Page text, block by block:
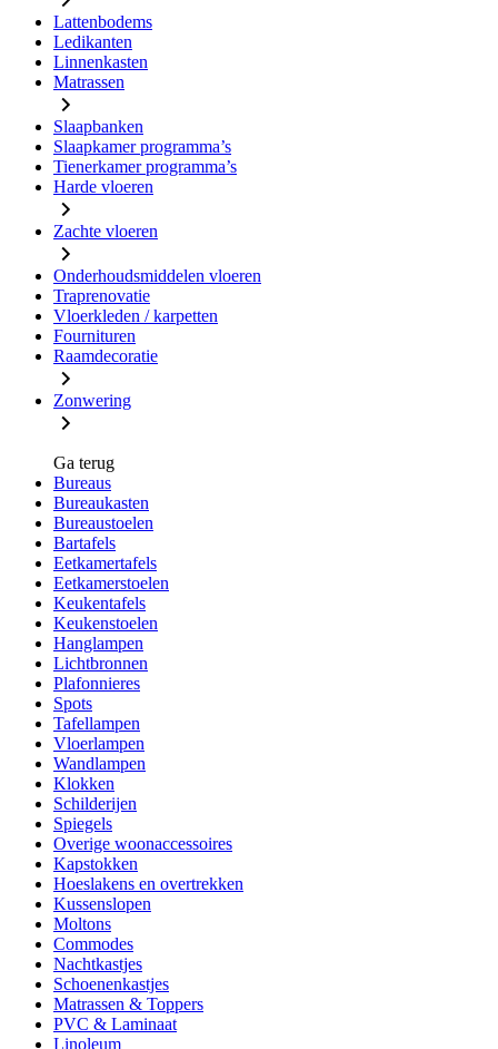
Lattenbodems
Ledikanten
Linnenkasten
Matrassen
Slaapbanken
Slaapkamer programma’s
Tienerkamer programma’s
Harde vloeren
Zachte vloeren
Onderhoudsmiddelen vloeren
Traprenovatie
Vloerkleden / karpetten
Fournituren
Raamdecoratie
Zonwering
Ga terug
Bureaus
Bureaukasten
Bureaustoelen
Bartafels
Eetkamertafels
Eetkamerstoelen
Keukentafels
Keukenstoelen
Hanglampen
Lichtbronnen
Plafonnieres
Spots
Tafellampen
Vloerlampen
Wandlampen
Klokken
Schilderijen
Spiegels
Overige woonaccessoires
Kapstokken
Hoeslakens en overtrekken
Kussenslopen
Moltons
Commodes
Nachtkastjes
Schoenenkastjes
Matrassen & Toppers
PVC & Laminaat
Linoleum